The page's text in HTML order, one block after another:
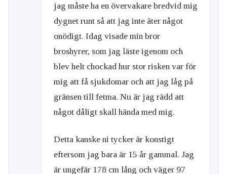
jag måste ha en övervakare bredvid mig
dygnet runt så att jag inte äter något
onödigt. Idag visade min bror
broshyrer, som jag läste igenom och
blev helt chockad hur stor risken var för
mig att få sjukdomar och att jag låg på
gränsen till fetma. Nu är jag rädd att
något dåligt skall hända med mig.
Detta kanske ni tycker är konstigt
eftersom jag bara är 15 år gammal. Jag
är ungefär 178 cm lång och väger 97